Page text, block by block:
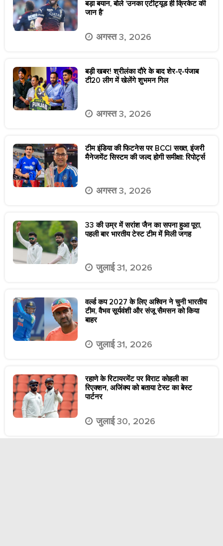
बड़ा बयान, बोले ‘उनका एटीट्यूड ही क्रिकेट की
जान है’
अगस्त 3, 2026
बड़ी खबर! श्रीलंका दौरे के बाद शेर-ए-पंजाब
टी20 लीग में खेलेंगे शुभमन गिल
अगस्त 3, 2026
टीम इंडिया की फिटनेस पर BCCI सख्त, इंजरी
मैनेजमेंट सिस्टम की जल्द होगी समीक्षा: रिपोर्ट्स
अगस्त 3, 2026
33 की उम्र में सरांश जैन का सपना हुआ पूरा,
पहली बार भारतीय टेस्ट टीम में मिली जगह
जुलाई 31, 2026
वर्ल्ड कप 2027 के लिए अश्विन ने चुनी भारतीय
टीम, वैभव सूर्यवंशी और संजू सैमसन को किया
बाहर
जुलाई 31, 2026
रहाणे के रिटायरमेंट पर विराट कोहली का
रिएक्शन, अजिंक्य को बताया टेस्ट का बेस्ट
पार्टनर
जुलाई 30, 2026